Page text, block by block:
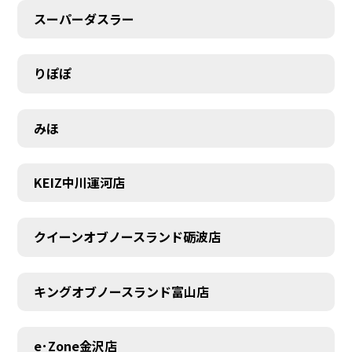
スーパーダスラー
りぽぽ
みほ
KEIZ中川運河店
クイーンオブノースランド砺波店
キングオブノースランド富山店
e･Zone金沢店